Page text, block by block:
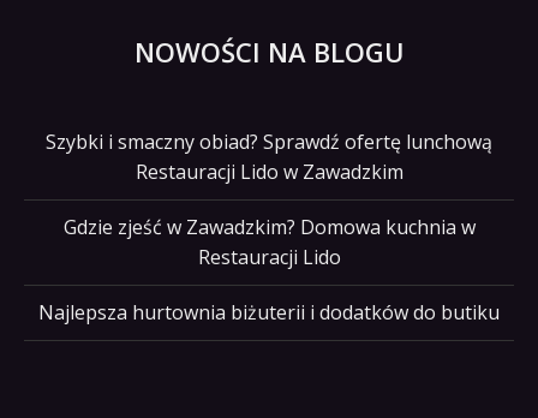
NOWOŚCI NA BLOGU
Szybki i smaczny obiad? Sprawdź ofertę lunchową
Restauracji Lido w Zawadzkim
Gdzie zjeść w Zawadzkim? Domowa kuchnia w
Restauracji Lido
Najlepsza hurtownia biżuterii i dodatków do butiku